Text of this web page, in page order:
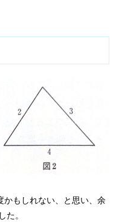
かもしれない、と思い、余
た。